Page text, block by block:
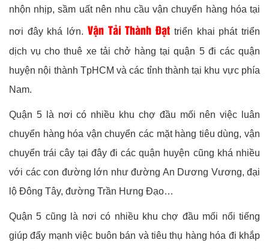
nhộn nhịp, sầm uất nên nhu cầu vận chuyển hàng hóa tại
nơi đây khá lớn. Vận Tải Thành Đạt triển khai phát triển
dịch vụ cho thuê xe tải chở hàng tại quận 5 đi các quận
huyện nội thành TpHCM và các tỉnh thành tại khu vực phía
Nam.
Quận 5 là nơi có nhiều khu chợ đầu mối nên việc luân
chuyển hàng hóa vận chuyển các mặt hàng tiêu dùng, vận
chuyển trái cây tại đây đi các quận huyện cũng khá nhiều
với các con đường lớn như đường An Dương Vương, đại
lộ Đông Tây, đường Trần Hưng Đạo…
Quận 5 cũng là nơi có nhiều khu chợ đầu mối nổi tiếng
giúp đẩy mạnh việc buôn bán và tiêu thụ hàng hóa đi khắp